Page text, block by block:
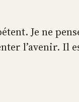
Je ne
l’avenir. Il